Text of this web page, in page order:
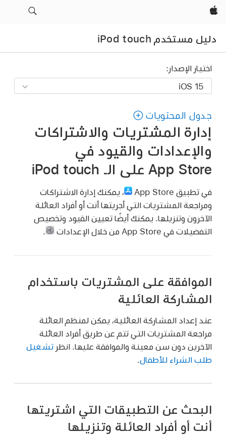
Apple‏
دليل مستخدم iPod touch
اختيار الإصدار:
جدول المحتويات
إدارة المشتريات والاشتراكات
والإعدادات والقيود في
App Store على الـ iPod touch
في تطبيق App Store ،يمكنك إدارة الاشتراكات
ومراجعة المشتريات التي أجريتها أنت أو أفراد العائلة
الآخرون وتنزيلها. يمكنك أيضًا تعيين القيود وتخصيص
التفضيلات في App Store من خلال الإعدادات
الموافقة على المشتريات باستخدام
المشاركة العائلية
عند إعداد المشاركة العائلية، يمكن لمنظم العائلة
مراجعة المشتريات التي تتم عن طريق أفراد العائلة
الآخرين دون سن معينة والموافقة عليها. انظر تشغيل
طلب الشراء للأطفال
البحث عن التطبيقات التي اشتريتها
أنت أو أفراد العائلة وتنزيلها